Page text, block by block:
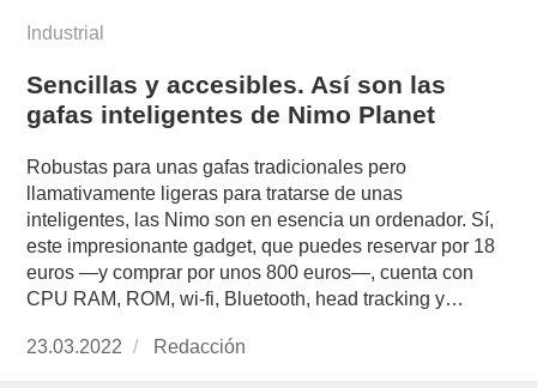
Industrial
Sencillas y accesibles. Así son las
gafas inteligentes de Nimo Planet
Robustas para unas gafas tradicionales pero
llamativamente ligeras para tratarse de unas
inteligentes, las Nimo son en esencia un ordenador. Sí,
este impresionante gadget, que puedes reservar por 18
euros —y comprar por unos 800 euros—, cuenta con
CPU RAM, ROM, wi-fi, Bluetooth, head tracking y…
Publicado
23.03.2022 https://www.experimenta.es/author/redaccion/
Redacción